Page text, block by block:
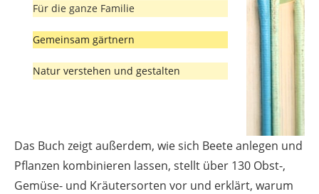
Für die ganze Familie
Gemeinsam gärtnern
Natur verstehen und gestalten
Das Buch zeigt außerdem, wie sich Beete anlegen und
Pflanzen kombinieren lassen, stellt über 130 Obst-,
Gemüse- und Kräutersorten vor und erklärt, warum